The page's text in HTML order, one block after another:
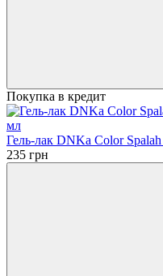
Покупка в кредит
Гель-лак DNKa Color
235 грн